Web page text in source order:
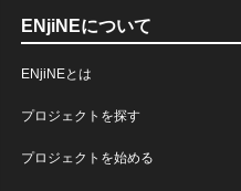
ENjiNEについて
ENjiNEとは
プロジェクトを探す
プロジェクトを始める